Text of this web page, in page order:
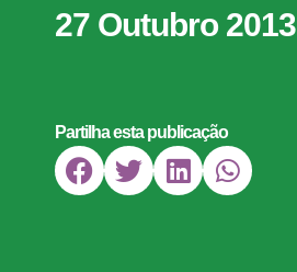
27 Outubro 2013
Partilha esta publicação